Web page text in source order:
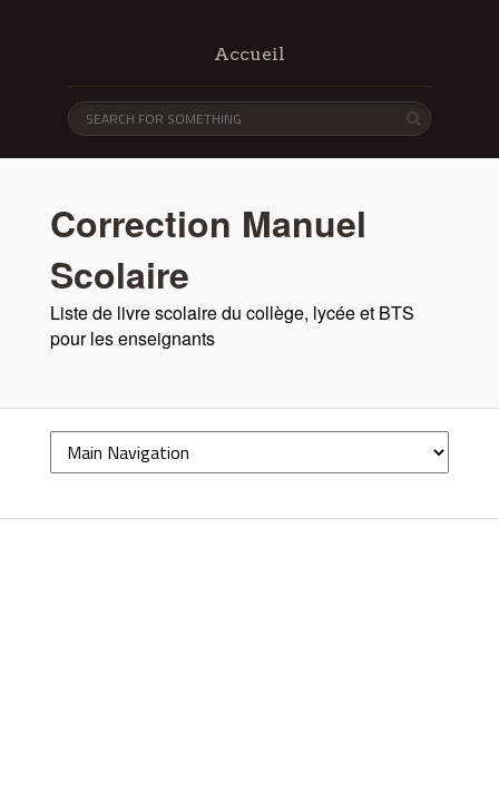
Accueil
Correction Manuel
Scolaire
Liste de livre scolaire du collège, lycée et BTS
pour les enseignants